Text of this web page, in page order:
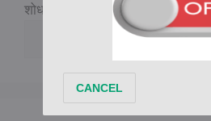
शोधा